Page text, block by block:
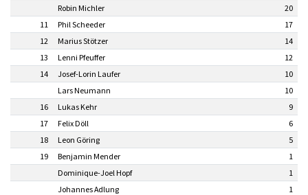
Robin Michler
20
11
Phil Scheeder
17
12
Marius Stötzer
14
13
Lenni Pfeuffer
12
14
Josef-Lorin Laufer
10
Lars Neumann
10
16
Lukas Kehr
9
17
Felix Döll
6
18
Leon Göring
5
19
Benjamin Mender
1
Dominique-Joel Hopf
1
Johannes Adlung
1